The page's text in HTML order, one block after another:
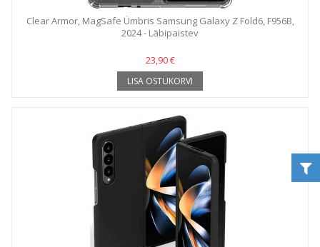
Clear Armor, MagSafe Ümbris Samsung Galaxy Z Fold6, F956B,
2024 - Läbipaistev
23,90 €
LISA OSTUKORVI